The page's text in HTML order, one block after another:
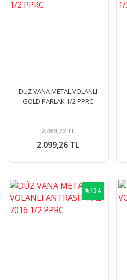
DÜZ VANA METAL VOLANLI
GOLD PARLAK 1/2 PPRC
2.099,26 TL
2.469,72 TL
%15⇣